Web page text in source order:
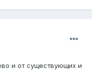
и от существующих и